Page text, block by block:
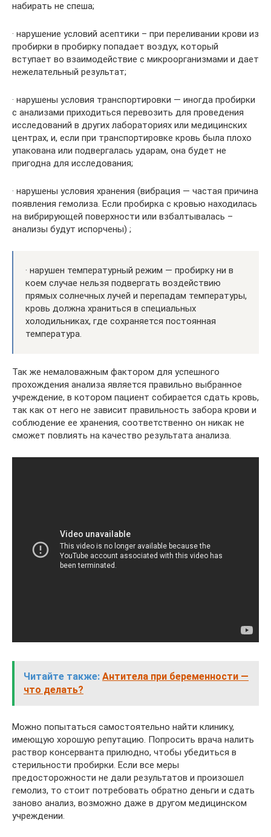
набирать не спеша;
· нарушение условий асептики – при переливании крови из
пробирки в пробирку попадает воздух, который
вступает во взаимодействие с микроорганизмами и дает
нежелательный результат;
· нарушены условия транспортировки — иногда пробирки
с анализами приходиться перевозить для проведения
исследований в других лабораториях или медицинских
центрах, и, если при транспортировке кровь была плохо
упакована или подвергалась ударам, она будет не
пригодна для исследования;
· нарушены условия хранения (вибрация — частая причина
появления гемолиза. Если пробирка с кровью находилась
на вибрирующей поверхности или взбалтывалась –
анализы будут испорчены) ;
· нарушен температурный режим — пробирку ни в
коем случае нельзя подвергать воздействию
прямых солнечных лучей и перепадам температуры,
кровь должна храниться в специальных
холодильниках, где сохраняется постоянная
температура.
Так же немаловажным фактором для успешного
прохождения анализа является правильно выбранное
учреждение, в котором пациент собирается сдать кровь,
так как от него не зависит правильность забора крови и
соблюдение ее хранения, соответственно он никак не
сможет повлиять на качество результата анализа.
Читайте также: Антитела при беременности —
что делать?
Можно попытаться самостоятельно найти клинику,
имеющую хорошую репутацию. Попросить врача налить
раствор консерванта прилюдно, чтобы убедиться в
стерильности пробирки. Если все меры
предосторожности не дали результатов и произошел
гемолиз, то стоит потребовать обратно деньги и сдать
заново анализ, возможно даже в другом медицинском
учреждении.